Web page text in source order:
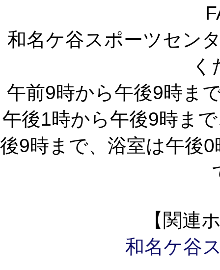
和名ケ谷スポーツセン
く
午前9時から午後9時ま
午後1時から午後9時ま
後9時まで、浴室は午後
【関連
和名ケ谷